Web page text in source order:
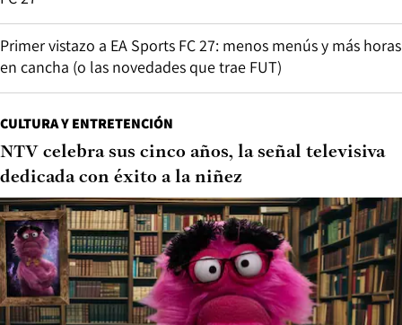
Primer vistazo a EA Sports FC 27: menos menús y más horas
en cancha (o las novedades que trae FUT)
CULTURA Y ENTRETENCIÓN
NTV celebra sus cinco años, la señal televisiva
dedicada con éxito a la niñez